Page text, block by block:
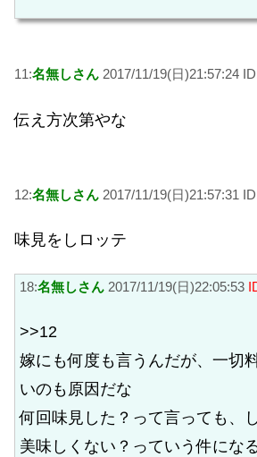
11:名無しさん 2017/11/19(日)21:57:24
伝え方次第やな
12:名無しさん 2017/11/19(日)21:57:31
味見をしロッテ
18:名無しさん 2017/11/19(日)22:05:53
>>12
嫁にも何度も言うんだが、一切
いのも原因だな
何回味見した？って言っても、
美味しくない？っていう件にな